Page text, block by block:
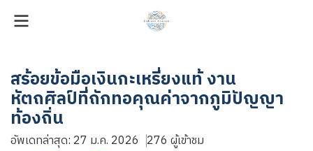
สร้อยข้อมือเงินกะเหรี่ยงแท้ งาน
หัตถศิลป์ที่ถักทอคุณค่าจากภูมิปัญญา
ท้องถิ่น
อัพเดทล่าสุด: 27 ม.ค. 2026 276 ผู้เข้าชม